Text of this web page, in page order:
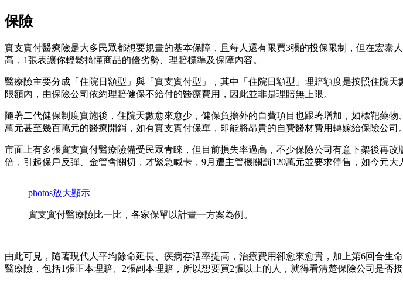
保險
實支實付醫療險是大多民眾都想要規畫的基本保障，且每人還有限買3張的投保限制，但在宏
高，1張表讓你輕鬆搞懂商品的優劣勢、理賠標準及保障內容。
醫療險主要分成「住院日額型」與「實支實付型」，其中「住院日額型」理賠額度是按照住院
限額內，由保險公司依約理賠健保不給付的醫療費用，因此並非是理賠無上限。
隨著二代健保制度實施後，住院天數愈來愈少，健保負擔外的自費項目也跟著增加，如標靶藥
萬元甚至幾百萬元的醫療開銷，如有實支實付保單，即能將昂貴的自費醫材費用轉嫁給保險公司。
市面上有多張實支實付醫療險備受民眾青睞，但目前損失率過高，不少保險公司有意下架後再
倍，引起保戶反彈、金管會關切，才緊急喊卡，9月遭主管機關罰120萬元並要求停售，如今元
photos放大顯示
實支實付醫療險比一比，各家保單以計畫一方案為例。
由此可見，隨著現代人平均餘命延長、疾病存活率提高，治療費用卻愈來愈貴，加上第6回合
醫療險，包括1張正本理賠、2張副本理賠，所以想要買2張以上的人，就得看清楚保險公司是否接